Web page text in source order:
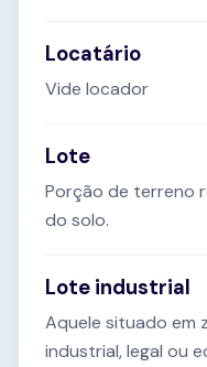
Locatário
Vide locador
Lote
Porção de terreno
do solo.
Lote industrial
Aquele situado em
industrial, legal ou